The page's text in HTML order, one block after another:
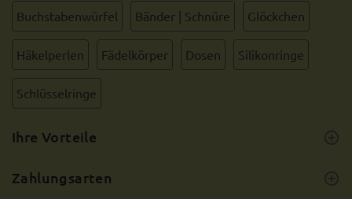
Buchstabenwürfel Bänder | Schnüre Glöckchen
Häkelperlen Fädelkörper Dosen Silikonringe
Schlüsselringe
Ihre Vorteile
Zahlungsarten